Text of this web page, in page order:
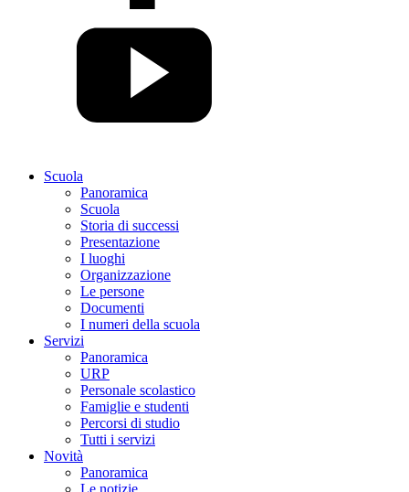
Scuola
Panoramica
Scuola
Storia di successi
Presentazione
I luoghi
Organizzazione
Le persone
Documenti
I numeri della scuola
Servizi
Panoramica
URP
Personale scolastico
Famiglie e studenti
Percorsi di studio
Tutti i servizi
Novità
Panoramica
Le notizie